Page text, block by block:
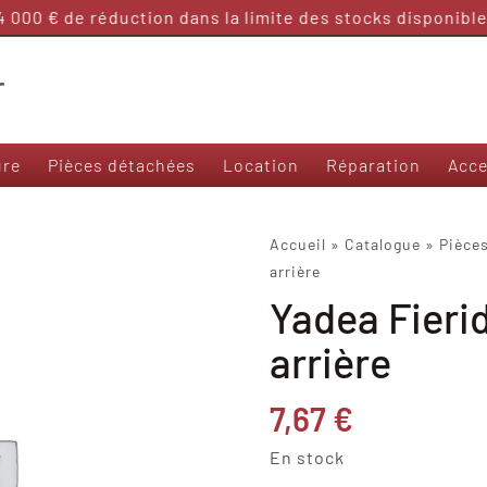
€ de réduction dans la limite des stocks
Nos modèles 50 et sans permis
Pièces détachées Location Réparation
Accueil » Catalogue »
arrière
Yadea
arrière
7,67€
En stock